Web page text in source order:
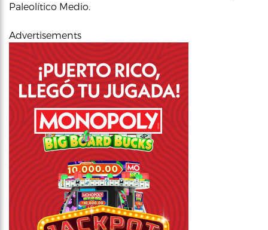
Paleolítico Medio.
Advertisements